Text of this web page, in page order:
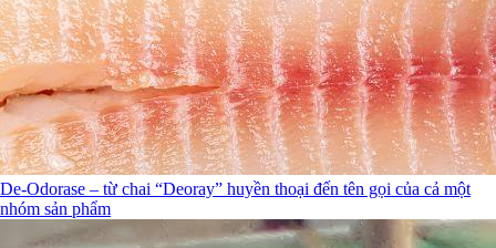
De-Odorase – từ chai “Deoray” huyền thoại đến tên gọi của cả một
nhóm sản phẩm